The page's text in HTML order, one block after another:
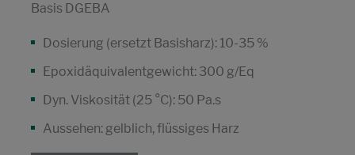
Basis DGEBA
Dosierung (ersetzt Basisharz): 10-35 %
Epoxidäquivalentgewicht: 300 g/Eq
Dyn. Viskosität (25 °C): 50 Pa.s
Aussehen: gelblich, flüssiges Harz